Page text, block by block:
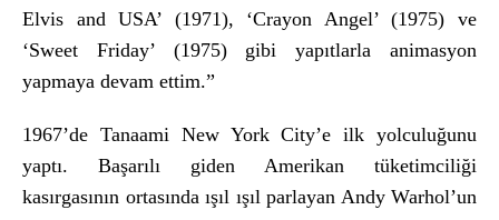
Elvis and USA’ (1971), ‘Crayon Angel’ (1975) ve
‘Sweet Friday’ (1975) gibi yapıtlarla animasyon
yapmaya devam ettim.”
1967’de Tanaami New York City’e ilk yolculuğunu
yaptı. Başarılı giden Amerikan tüketimciliği
kasırgasının ortasında ışıl ışıl parlayan Andy Warhol’un